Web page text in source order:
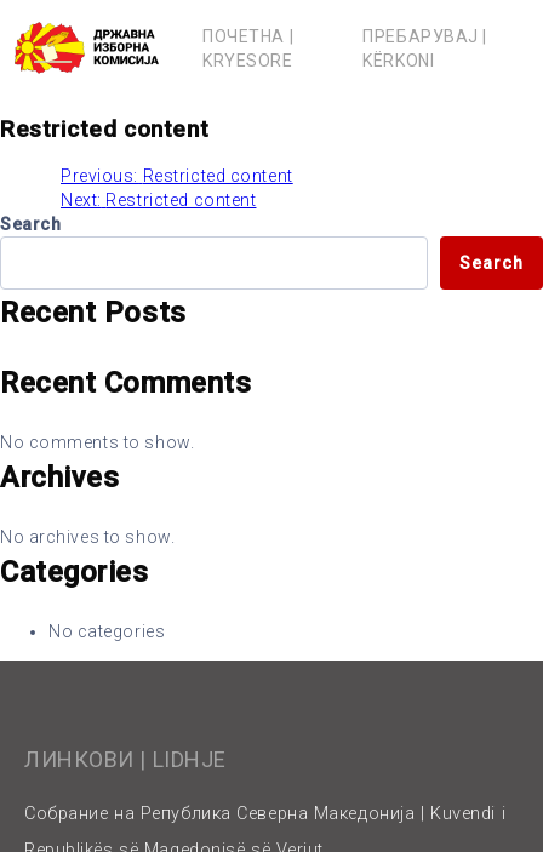
content
ПОЧЕТНА |
KRYESORE
ПРЕБАРУВАЈ |
KËRKONI
Restricted content
Post
navigation
Previous: Restricted content
Next: Restricted content
Search
Search
Recent Posts
Recent Comments
No comments to show.
Archives
No archives to show.
Categories
No categories
ЛИНКОВИ | LIDHJE
Собрание на Република Северна Македонија | Kuvendi i